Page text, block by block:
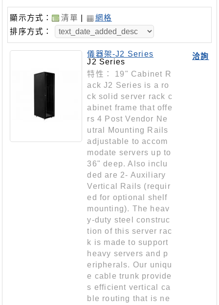
顯示方式： 清單
網格
排序方式：
洽詢
儀器架-J2 Series
J2 Series
特性： 19" Cabinet R
ack J2 Series is a ro
ck solid server rack c
abinet frame that offe
rs 4 Post Vendor Ne
utral Mounting Rails
adjustable to accom
modate servers up to
36" deep. Also inclu
ded are 2- Auxiliary
Vertical Rails (requir
ed for optional shelf
mounting). The heav
y-duty steel construc
tion of this server rac
k is made to support
heavy servers and p
eripherals. Our uniqu
e cable trunk provide
s efficient vertical ca
ble routing that is ne